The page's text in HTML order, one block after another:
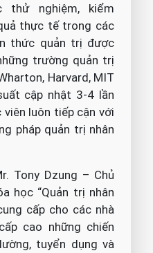
thử nghiệm, kiểm
thực tế trong các
thức quản trị được
trường quản trị
Harvard, MIT
cập nhật 3-4 lần
luôn tiếp cận với
pháp quản trị nhân
Tony Dzung – Chủ
học “Quản trị nhân
cấp cho các nhà
cao những chiến
tuyển dụng và